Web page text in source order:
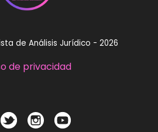
de Análisis Jurídico - 2026
de privacidad